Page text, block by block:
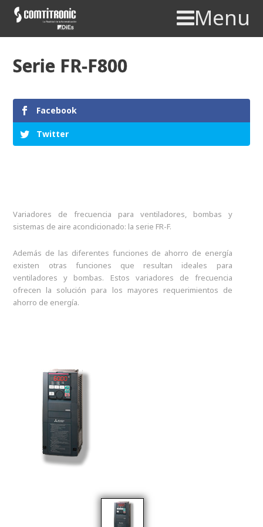
Menu
Serie FR-F800
Facebook
Twitter
Variadores de frecuencia para ventiladores, bombas y
sistemas de aire acondicionado: la serie FR-F.
Además de las diferentes funciones de ahorro de energía
existen otras funciones que resultan ideales para
ventiladores y bombas. Estos variadores de frecuencia
ofrecen la solución para los mayores requerimientos de
ahorro de energía.